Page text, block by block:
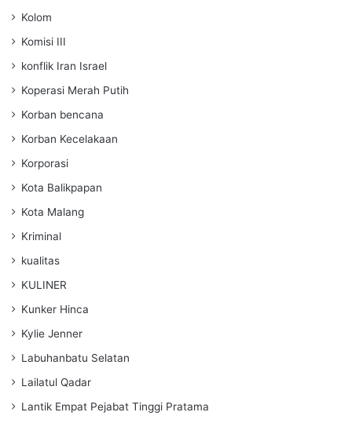
Kolom
Komisi III
konflik Iran Israel
Koperasi Merah Putih
Korban bencana
Korban Kecelakaan
Korporasi
Kota Balikpapan
Kota Malang
Kriminal
kualitas
KULINER
Kunker Hinca
Kylie Jenner
Labuhanbatu Selatan
Lailatul Qadar
Lantik Empat Pejabat Tinggi Pratama